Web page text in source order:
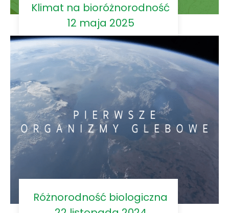
Klimat na bioróżnorodność
12 maja 2025
Różnorodność biologiczna